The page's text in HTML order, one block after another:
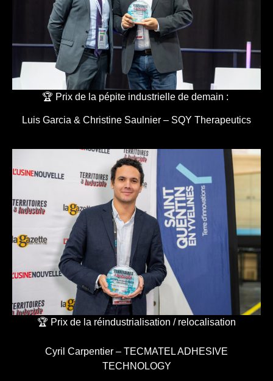
🏆 Prix de la pépite industrielle de demain :
Luis Garcia & Christine Saulnier – SQY Therapeutics
🏆 Prix de la réindustrialisation / relocalisation
Cyril Carpentier – TECMATEL ADHESIVE
TECHNOLOGY